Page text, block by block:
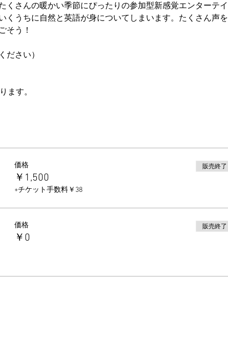
さんの暖かい季節にぴったりの参加型新感覚エンターテイ
くうちに自然と英語が身についてしまいます。たくさん声を
そう！
さい）
ます。
価格
￥1,500
+チケット手数料￥38
販売終了
価格
￥0
販売終了